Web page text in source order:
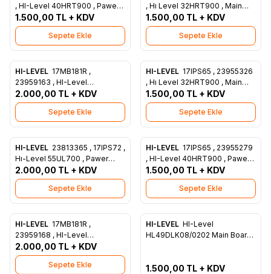
Favorilere Ekle
, HI-Level 40HRT900 , Pawer
Board , Ves400UNGH-L1-Z01
1.500,00 TL + KDV
Sepete Ekle
Favorilere Ekle
, Hı Level 32HRT900 , Main
Board , VesWNGHL1-Z11
1.500,00 TL + KDV
Sepete Ekle
Favorilere Ekle
HI-LEVEL 17MB181R ,
23959163 , HI-Level
32HRT900 , Main Board ,
VesWNGHL1-Z11
2.000,00 TL + KDV
Sepete Ekle
Favorilere Ekle
HI-LEVEL 17IPS65 , 23955326
, Hı Level 32HRT900 , Main
Board , VesWNGHL1-Z11
1.500,00 TL + KDV
Sepete Ekle
Favorilere Ekle
HI-LEVEL 23813365 , 17IPS72 ,
Hı-Level 55UL700 , Pawer
Board , Ves550QNFH-N1-Z01
2.000,00 TL + KDV
Sepete Ekle
Favorilere Ekle
HI-LEVEL 17IPS65 , 23955279
, HI-Level 40HRT900 , Pawer
Board , Ves400UNGH-L1-Z01
1.500,00 TL + KDV
Sepete Ekle
Favorilere Ekle
HI-LEVEL 17MB181R ,
23959168 , HI-Level
40HRT900 , Main Board ,
Ves400UNGH-L1-Z01
2.000,00 TL + KDV
Sepete Ekle
Favorilere Ekle
Tükendi
HI-LEVEL HI-Level
HL49DLK08/0202 Main Board ,
LC490DUY-SHA1
1.500,00 TL + KDV